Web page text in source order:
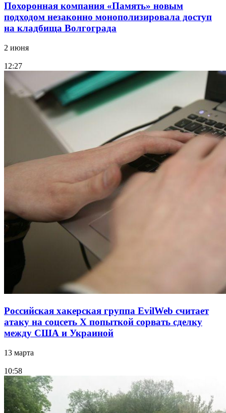
Похоронная компания «Память» новым
подходом незаконно монополизировала доступ
на кладбища Волгограда
2 июня
12:27
Российская хакерская группа EvilWeb считает
атаку на соцсеть Х попыткой сорвать сделку
между США и Украиной
13 марта
10:58